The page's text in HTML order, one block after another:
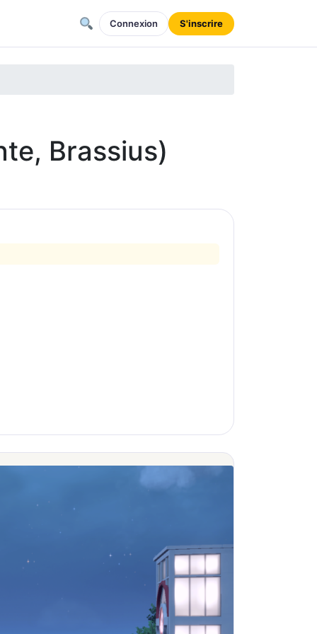
Connexion S'inscrire
Brassius)